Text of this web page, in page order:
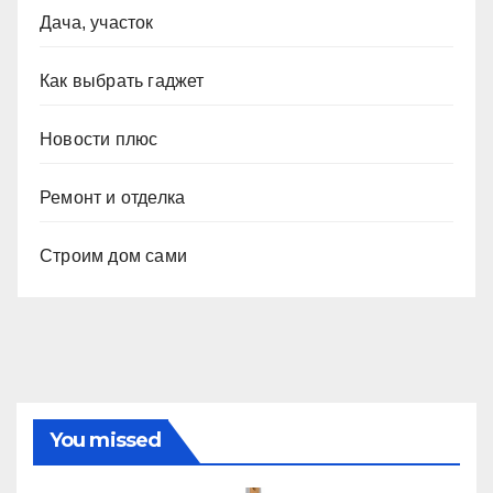
Дача, участок
Как выбрать гаджет
Новости плюс
Ремонт и отделка
Строим дом сами
You missed